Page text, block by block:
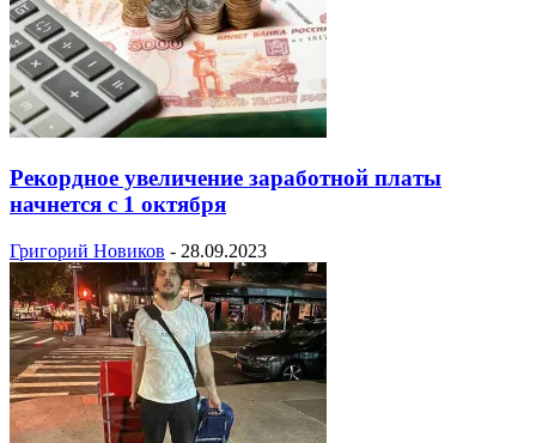
Рекордное увеличение заработной платы
начнется с 1 октября
Григорий Новиков - 28.09.2023